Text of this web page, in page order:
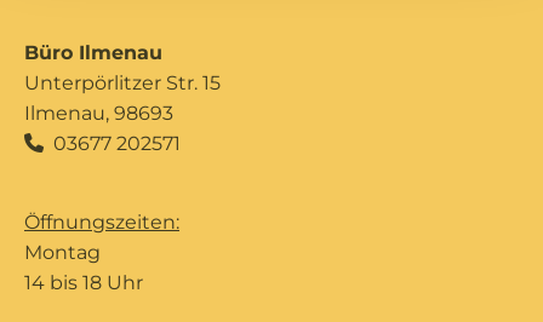
Büro Ilmenau
Unterpörlitzer Str. 15
Ilmenau, 98693
 03677 202571
Öffnungszeiten:
Montag
14 bis 18 Uhr